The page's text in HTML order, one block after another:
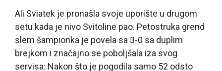
Ali Sviatek je pronašla svoje uporište u drugom
setu kada je nivo Svitoline pao. Petostruka grend
slem šampionka je povela sa 3-0 sa duplim
brejkom i značajno se poboljšala iza svog
servisa: Nakon što je pogodila samo 52 odsto